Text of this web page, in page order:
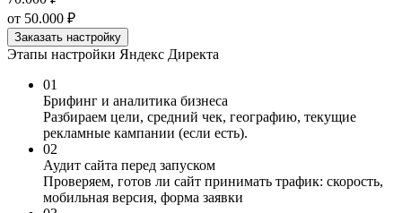
от 50.000 ₽
Заказать настройку
Этапы настройки Яндекс Директа
01
Брифинг и аналитика бизнеса
Разбираем цели, средний чек, географию, текущие
рекламные кампании (если есть).
02
Аудит сайта перед запуском
Проверяем, готов ли сайт принимать трафик: скорость,
мобильная версия, форма заявки